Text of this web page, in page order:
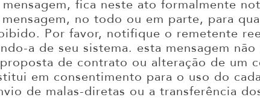
fica neste ato formalmente
no todo ou em parte, para
Por favor, notifique o remetente
a de seu sistema. esta mensagem
de contrato ou alteração de um
em consentimento para o uso do
de malas-diretas ou a transferência